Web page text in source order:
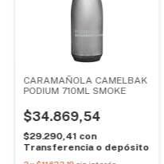
CARAMAÑOLA CAMELBAK
PODIUM 710ML SMOKE
$34.869,54
$29.290,41 con
Transferencia o depósito